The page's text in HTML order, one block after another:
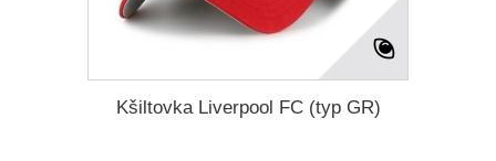
Kšiltovka Liverpool FC (typ GR)